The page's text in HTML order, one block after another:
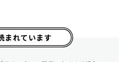
まれています